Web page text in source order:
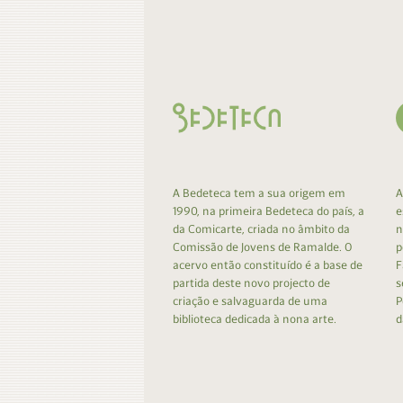
A Bedeteca tem a sua origem em
1990, na primeira Bedeteca do país, a
da Comicarte, criada no âmbito da
Comissão de Jovens de Ramalde. O
acervo então constituído é a base de
partida deste novo projecto de
criação e salvaguarda de uma
biblioteca dedicada à nona arte.